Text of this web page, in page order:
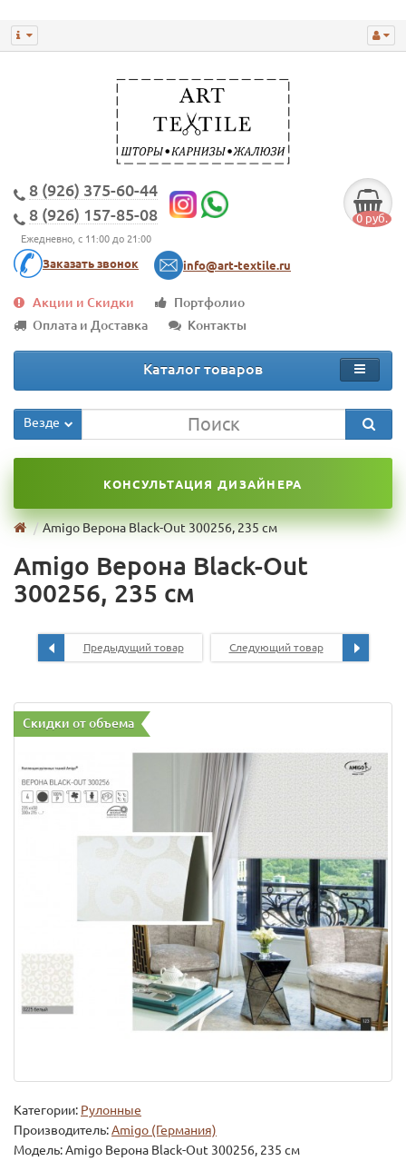
8 (926) 375-60-44
8 (926) 157-85-08
Ежедневно, с 11:00 до 21:00
Заказать звонок info@art-textile.ru
0 руб.
Акции и Скидки
Портфолио
Оплата и Доставка
Контакты
Каталог товаров
Везде
КОНСУЛЬТАЦИЯ ДИЗАЙНЕРА
Amigo Верона Black-Out 300256, 235 см
Amigo Верона Black-Out
300256, 235 см
Предыдущий товар Следующий товар
Скидки от объема
Категории: Рулонные
Производитель:Amigo (Германия)
Модель:Amigo Верона Black-Out 300256, 235 см